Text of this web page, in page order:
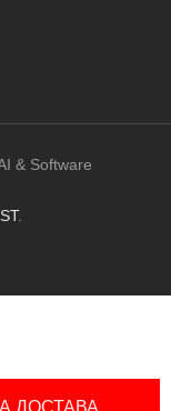
& Software
.